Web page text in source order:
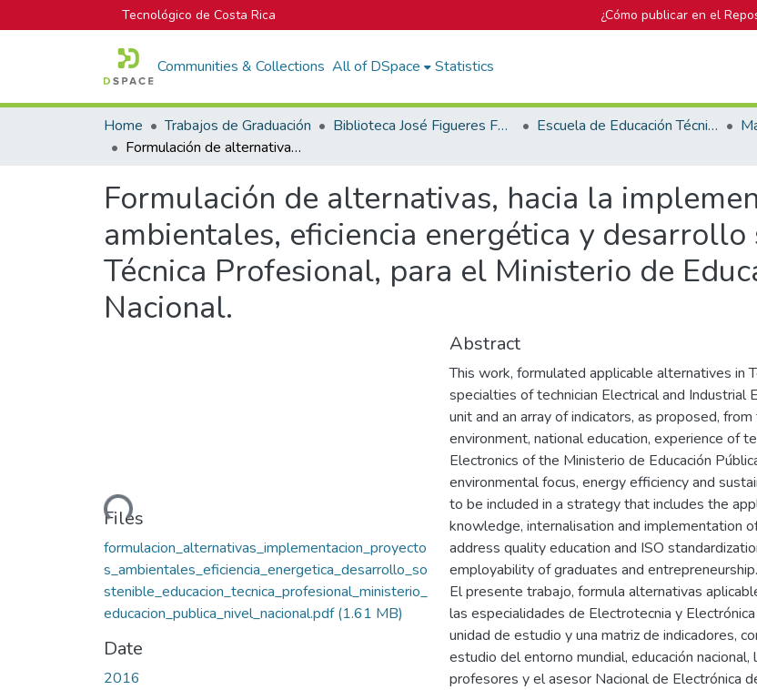
Tecnológico de Costa Rica ¿Cómo publicar en el
Communities & Collections All of DSpace Statistics
Home Trabajos de Graduación Biblioteca José Figueres Ferrer Escuela de Educación Técnica
Formulación de alternativas, hacia la implementación de proyectos ambientales, eficiencia energética y desarrollo sostenible, de Educación Técnica Profesional, para el Ministerio de Educación Pública, a nivel Nacional.
Formulación de alternativas, hacia la
ambientales, eficiencia energética y
Técnica Profesional, para el Ministerio de
Nacional.
Loading...
Files
formulacion_alternativas_implementacion_proyecto
s_ambientales_eficiencia_energetica_desarrollo_so
stenible_educacion_tecnica_profesional_ministerio_
educacion_publica_nivel_nacional.pdf(1.61 MB)
Date
2016
Abstract
This work, formulated applicable alternatives in
specialties of technician Electrical and Industrial
unit and an array of indicators, as proposed,
environment, national education, experience of
Electronics of the Ministerio de Educación
environmental focus, energy efficiency and
to be included in a strategy that includes the
knowledge, internalisation and implementation
address quality education and ISO
employability of graduates and entrepreneurship.
El presente trabajo, formula alternativas
las especialidades de Electrotecnia y
unidad de estudio y una matriz de indicadores,
estudio del entorno mundial, educación nacional,
profesores y el asesor Nacional de Electrónica